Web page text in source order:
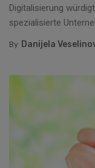
Digitalisierung
spezialisierte
By Danijela